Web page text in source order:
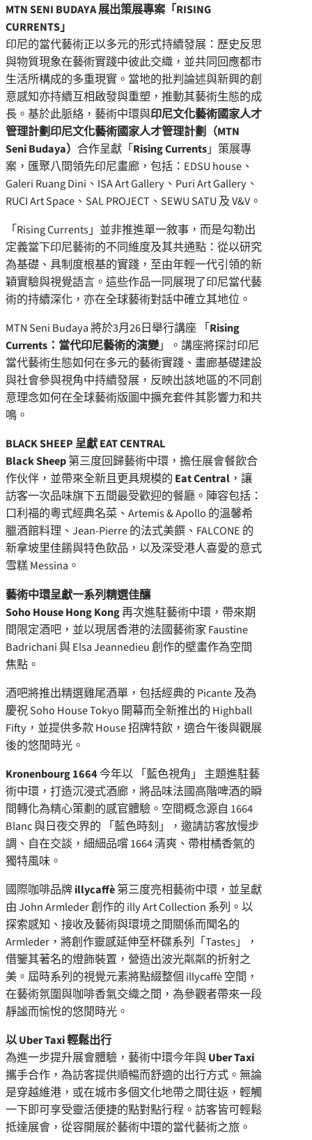
MTN SENI BUDAYA 展出策展專案「RISING
CURRENTS」
印尼的當代藝術正以多元的形式持續發展：歷史反思
與物質現象在藝術實踐中彼此交織，並共同回應都市
生活所構成的多重現實。當地的批判論述與新興的創
意感知亦持續互相啟發與重塑，推動其藝術生態的成
長。基於此脈絡，藝術中環與印尼文化藝術國家人才
管理計劃印尼文化藝術國家人才管理計劃（MTN
Seni Budaya） 合作呈獻「Rising Currents」策展專
案，匯聚八間領先印尼畫廊，包括：EDSU house、
Galeri Ruang Dini、ISA Art Gallery、Puri Art Gallery、
RUCI Art Space、SAL PROJECT、SEWU SATU 及 V&V。
「Rising Currents」並非推進單一敘事，而是勾勒出
定義當下印尼藝術的不同維度及其共通點：從以研究
為基礎、具制度根基的實踐，至由年輕一代引領的新
穎實驗與視覺語言。這些作品一同展現了印尼當代藝
術的持續深化，亦在全球藝術對話中確立其地位。
MTN Seni Budaya 將於3月26日舉行講座 「Rising
Currents：當代印尼藝術的演變」。講座將探討印尼
當代藝術生態如何在多元的藝術實踐、畫廊基礎建設
與社會參與視角中持續發展，反映出該地區的不同創
意理念如何在全球藝術版圖中擴充套件其影響力和共
鳴。
BLACK SHEEP 呈獻 EAT CENTRAL
Black Sheep第三度回歸藝術中環，擔任展會餐飲合
作伙伴，並帶來全新且更具規模的 Eat Central ，讓
訪客一次品味旗下五間最受歡迎的餐廳。陣容包括：
口利福的粵式經典名菜、Artemis & Apollo 的溫馨希
臘酒館料理、Jean-Pierre 的法式美饌、FALCONE 的
新拿坡里佳餚與特色飲品，以及深受港人喜愛的意式
雪糕 Messina。
藝術中環呈獻一系列精選佳釀
Soho House Hong Kong再次進駐藝術中環，帶來期
間限定酒吧，並以現居香港的法國藝術家 Faustine
Badrichani 與 Elsa Jeannedieu 創作的壁畫作為空間
焦點。
酒吧將推出精選雞尾酒單，包括經典的 Picante 及為
慶祝 Soho House Tokyo 開幕而全新推出的 Highball
Fifty，並提供多款 House 招牌特飲，適合午後與觀展
後的悠閒時光。
Kronenbourg 1664今年以 「藍色視角」 主題進駐藝
術中環，打造沉浸式酒廊，將品味法國高階啤酒的瞬
間轉化為精心策劃的感官體驗。空間概念源自 1664
Blanc 與日夜交界的 「藍色時刻」，邀請訪客放慢步
調、自在交談，細細品嚐 1664 清爽、帶柑橘香氣的
獨特風味。
國際咖啡品牌illycaffè第三度亮相藝術中環，並呈獻
由 John Armleder 創作的 illy Art Collection 系列。以
探索感知、接收及藝術與環境之間關係而聞名的
Armleder，將創作靈感延伸至杯碟系列「Tastes」，
借鑒其著名的燈飾裝置，營造出波光粼粼的折射之
美。屆時系列的視覺元素將點綴整個 illycaffè 空間，
在藝術氛圍與咖啡香氣交織之間，為參觀者帶來一段
靜謐而愉悅的悠閒時光。
以 Uber Taxi 輕鬆出行
為進一步提升展會體驗，藝術中環今年與Uber Taxi
攜手合作，為訪客提供順暢而舒適的出行方式。無論
是穿越維港，或在城市多個文化地帶之間往返，輕觸
一下即可享受靈活便捷的點對點行程。訪客皆可輕鬆
抵達展會，從容開展於藝術中環的當代藝術之旅。